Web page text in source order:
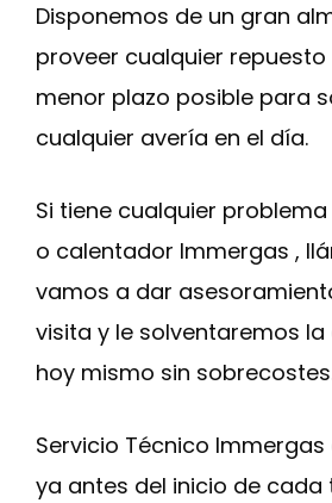
Disponemos de un gran
proveer cualquier
menor plazo posible para
cualquier avería en el día.
Si tiene cualquier
o calentador Immergas ,
vamos a dar
visita y le solventaremos
hoy mismo sin
Servicio Técnico
ya antes del inicio de